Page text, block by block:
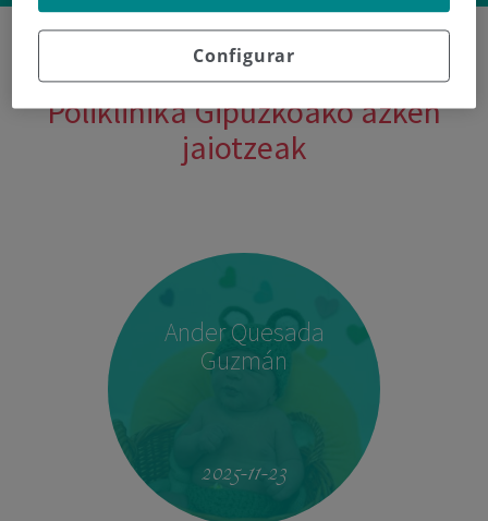
Poliklinika Gipuzkoako azken
jaiotzeak
Ander Quesada
Guzmán
2025-11-23
Configurar